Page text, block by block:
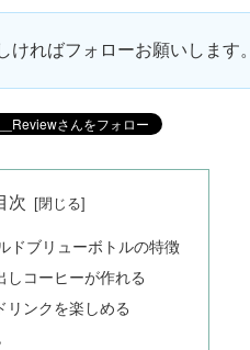
ればフォローお願いします。
次
ドブリューボトルの特徴
しコーヒーが作れる
リンクを楽しめる